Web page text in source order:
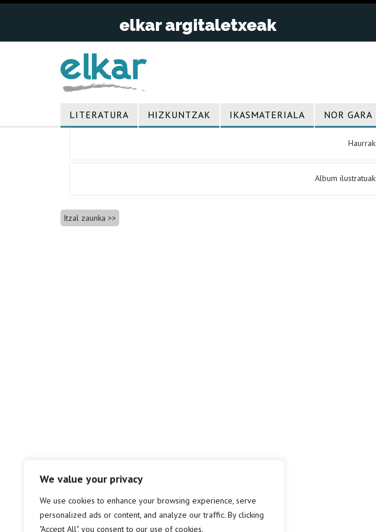
We value your privacy
We use cookies to enhance your browsing experience, serve
personalized ads or content, and analyze our traffic. By clicking
"Accept All", you consent to our use of cookies.
LITERATURA HIZKUNTZAK IKASMATERIALA NOR GARA
Haurrak
Album ilustratuak
Bidalketetan
zehar
Itzal zaunka